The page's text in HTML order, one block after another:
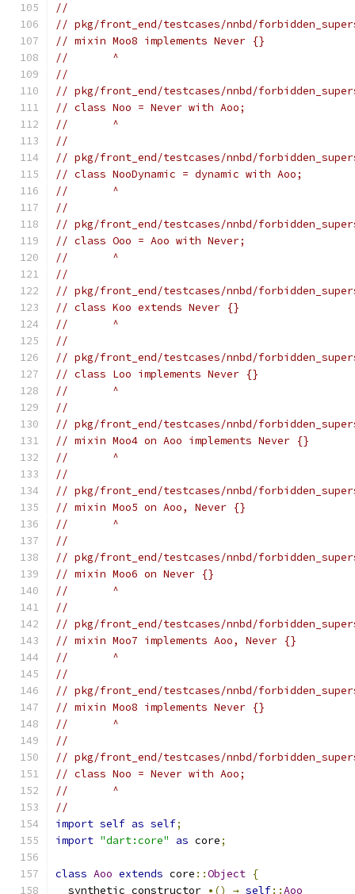
//
// pkg/front_end/testcases/nnbd/
// mixin Moo8 implements Never {}
//       ^
//
// pkg/front_end/testcases/nnbd/
// class Noo = Never with Aoo;
//       ^
//
// pkg/front_end/testcases/nnbd/
// class NooDynamic = dynamic with Aoo;
//       ^
//
// pkg/front_end/testcases/nnbd/
// class Ooo = Aoo with Never;
//       ^
//
// pkg/front_end/testcases/nnbd/
// class Koo extends Never {}
//       ^
//
// pkg/front_end/testcases/nnbd/
// class Loo implements Never {}
//       ^
//
// pkg/front_end/testcases/nnbd/
// mixin Moo4 on Aoo implements Never {}
//       ^
//
// pkg/front_end/testcases/nnbd/
// mixin Moo5 on Aoo, Never {}
//       ^
//
// pkg/front_end/testcases/nnbd/
// mixin Moo6 on Never {}
//       ^
//
// pkg/front_end/testcases/nnbd/
// mixin Moo7 implements Aoo, Never {}
//       ^
//
// pkg/front_end/testcases/nnbd/
// mixin Moo8 implements Never {}
//       ^
//
// pkg/front_end/testcases/nnbd/
// class Noo = Never with Aoo;
//       ^
//
import self as self;
import "dart:core" as core;
class Aoo extends core ::Object {
  synthetic constructor
•() → self::Aoo